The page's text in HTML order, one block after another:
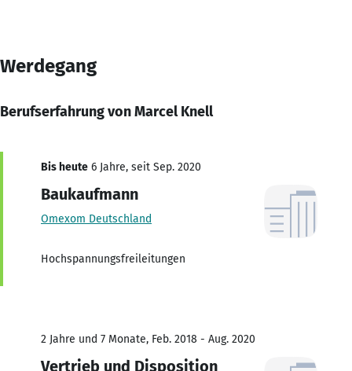
Werdegang
Berufserfahrung von Marcel Knell
Bis heute 6 Jahre, seit Sep. 2020
Baukaufmann
Omexom Deutschland
Hochspannungsfreileitungen
2 Jahre und 7 Monate, Feb. 2018 - Aug. 2020
Vertrieb und Disposition